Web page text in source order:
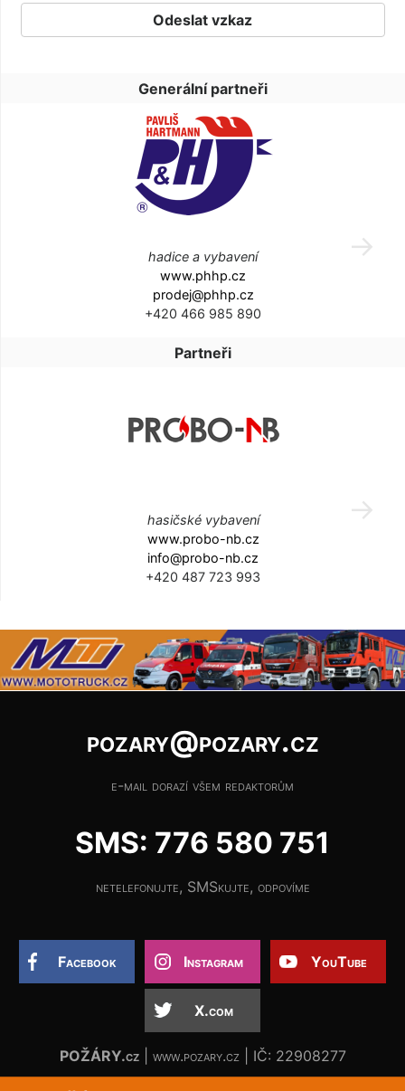
Generální partneři
hadice a vybavení
www.phhp.cz
prodej@phhp.cz
+420 466 985 890
Partneři
hasičské vybavení
www.probo-nb.cz
info@probo-nb.cz
+420 487 723 993
pozary@pozary.cz
e-mail dorazí všem redaktorům
SMS: 776 580 751
netelefonujte, SMSkujte, odpovíme
Facebook Instagram YouTube
X.com
POŽÁRY.cz| www.pozary.cz | IČ: 22908277